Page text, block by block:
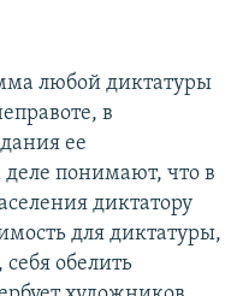
любой диктатуры
в
ее
понимают, что в
диктатору
для диктатуры,
себя обелить